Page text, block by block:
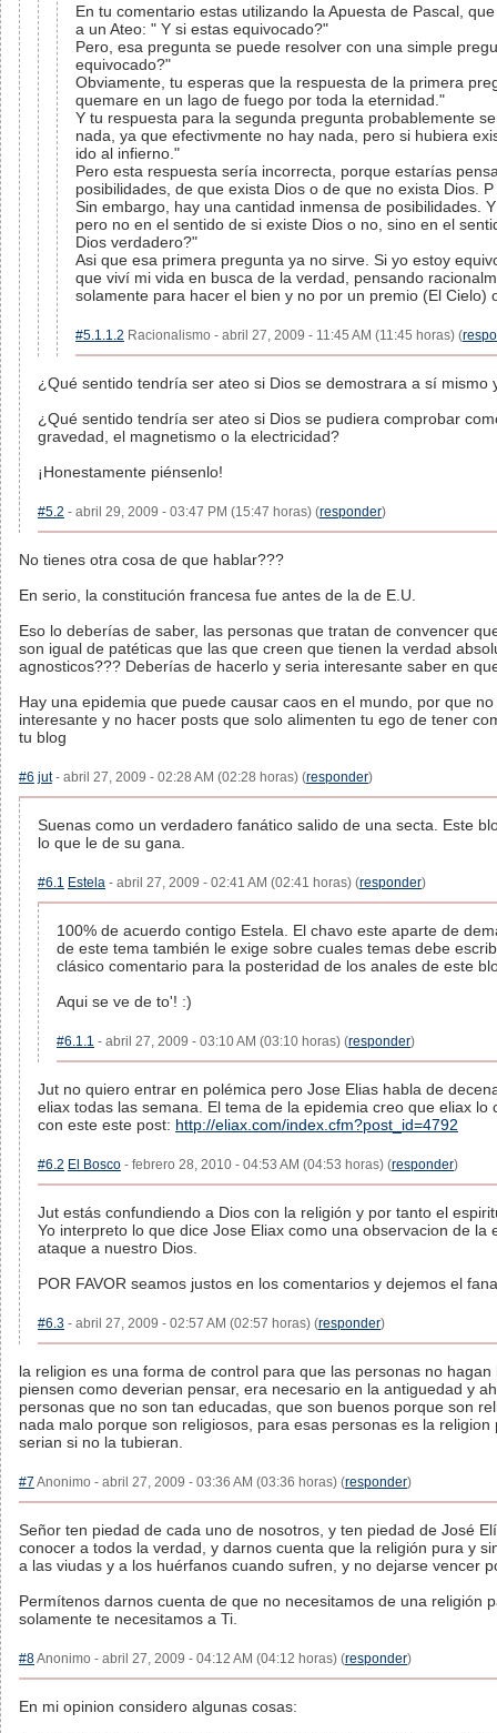
En tu comentario estas utilizando la Apuesta de Pascal,
a un Ateo: " Y si estas equivocado?"
Pero, esa pregunta se puede resolver con una simple
equivocado?"
Obviamente, tu esperas que la respuesta de la primera
quemare en un lago de fuego por toda la eternidad."
Y tu respuesta para la segunda pregunta probablemente
nada, ya que efectivmente no hay nada, pero si hubiera
ido al infierno."
Pero esta respuesta sería incorrecta, porque estarías
posibilidades, de que exista Dios o de que no exista Dios. P
Sin embargo, hay una cantidad inmensa de posibilidades.
pero no en el sentido de si existe Dios o no, sino en el
Dios verdadero?"
Asi que esa primera pregunta ya no sirve. Si yo estoy
que viví mi vida en busca de la verdad, pensando
solamente para hacer el bien y no por un premio (El Cielo)
#5.1.1.2 Racionalismo - abril 27, 2009 - 11:45 AM (11:45 horas) (
¿Qué sentido tendría ser ateo si Dios se demostrara a sí mismo
¿Qué sentido tendría ser ateo si Dios se pudiera comprobar
gravedad, el magnetismo o la electricidad?
¡Honestamente piénsenlo!
#5.2 - abril 29, 2009 - 03:47 PM (15:47 horas) (responder)
No tienes otra cosa de que hablar???
En serio, la constitución francesa fue antes de la de E.U.
Eso lo deberías de saber, las personas que tratan de convencer
son igual de patéticas que las que creen que tienen la verdad
agnosticos??? Deberías de hacerlo y seria interesante saber en que
Hay una epidemia que puede causar caos en el mundo, por que
interesante y no hacer posts que solo alimenten tu ego de tener
tu blog
#6 jut- abril 27, 2009 - 02:28 AM (02:28 horas) (responder)
Suenas como un verdadero fanático salido de una secta. Este
lo que le de su gana.
#6.1 Estela - abril 27, 2009 - 02:41 AM (02:41 horas) (responder)
100% de acuerdo contigo Estela. El chavo este aparte de
de este tema también le exige sobre cuales temas debe
clásico comentario para la posteridad de los anales de este
Aqui se ve de to'! :)
#6.1.1 - abril 27, 2009 - 03:10 AM (03:10 horas) (responder)
Jut no quiero entrar en polémica pero Jose Elias habla de
eliax todas las semana. El tema de la epidemia creo que eliax lo
con este este post: http://eliax.com/index.cfm?post_id=4792
#6.2 El Bosco - febrero 28, 2010 - 04:53 AM (04:53 horas) (responder)
Jut estás confundiendo a Dios con la religión y por tanto el
Yo interpreto lo que dice Jose Eliax como una observacion de la
ataque a nuestro Dios.
POR FAVOR seamos justos en los comentarios y dejemos el
#6.3 - abril 27, 2009 - 02:57 AM (02:57 horas) (responder)
la religion es una forma de control para que las personas no
piensen como deverian pensar, era necesario en la antiguedad y
personas que no son tan educadas, que son buenos porque son
nada malo porque son religiosos, para esas personas es la
serian si no la tubieran.
#7 Anonimo - abril 27, 2009 - 03:36 AM (03:36 horas) (responder)
Señor ten piedad de cada uno de nosotros, y ten piedad de José
conocer a todos la verdad, y darnos cuenta que la religión pura y
a las viudas y a los huérfanos cuando sufren, y no dejarse vencer
Permítenos darnos cuenta de que no necesitamos de una religión
solamente te necesitamos a Ti.
#8Anonimo - abril 27, 2009 - 04:12 AM (04:12 horas) (responder)
En mi opinion considero algunas cosas: